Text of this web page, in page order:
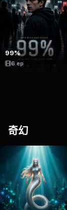
99%
6 ep
奇幻